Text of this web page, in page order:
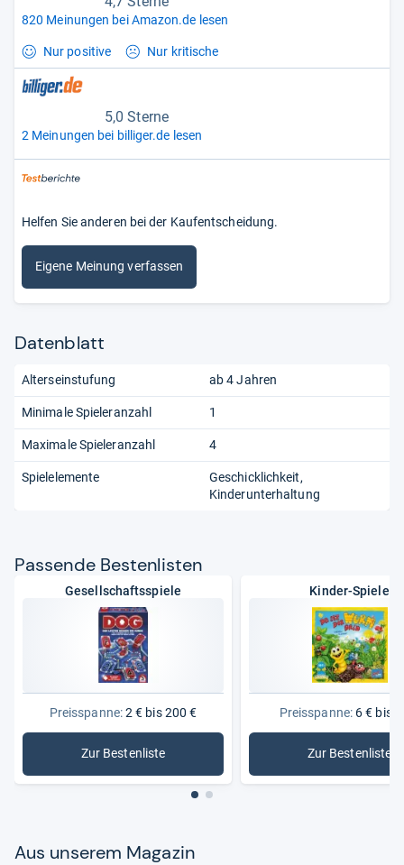
820 Meinungen bei Amazon.de lesen
Nur positive Nur kritische
5,0 Sterne
2 Meinungen bei billiger.de lesen
Helfen Sie anderen bei der Kaufentscheidung.
Eigene Meinung verfassen
Datenblatt
Alterseinstufung ab 4 Jahren
Minimale Spieleranzahl 1
Maximale Spieleranzahl 4
Spielelemente
Geschicklichkeit
Kinderunterhaltung
Pas­sende Bes­ten­lis­ten
Gesellschaftsspiele
Preisspanne:2 € bis 200 €
Zur Bestenliste: Gesellschaftsspiele
Kinder-Spiele
Preisspanne:6 € bis
Zur Bestenliste
: Kinder-
Aus unse­rem Maga­zin